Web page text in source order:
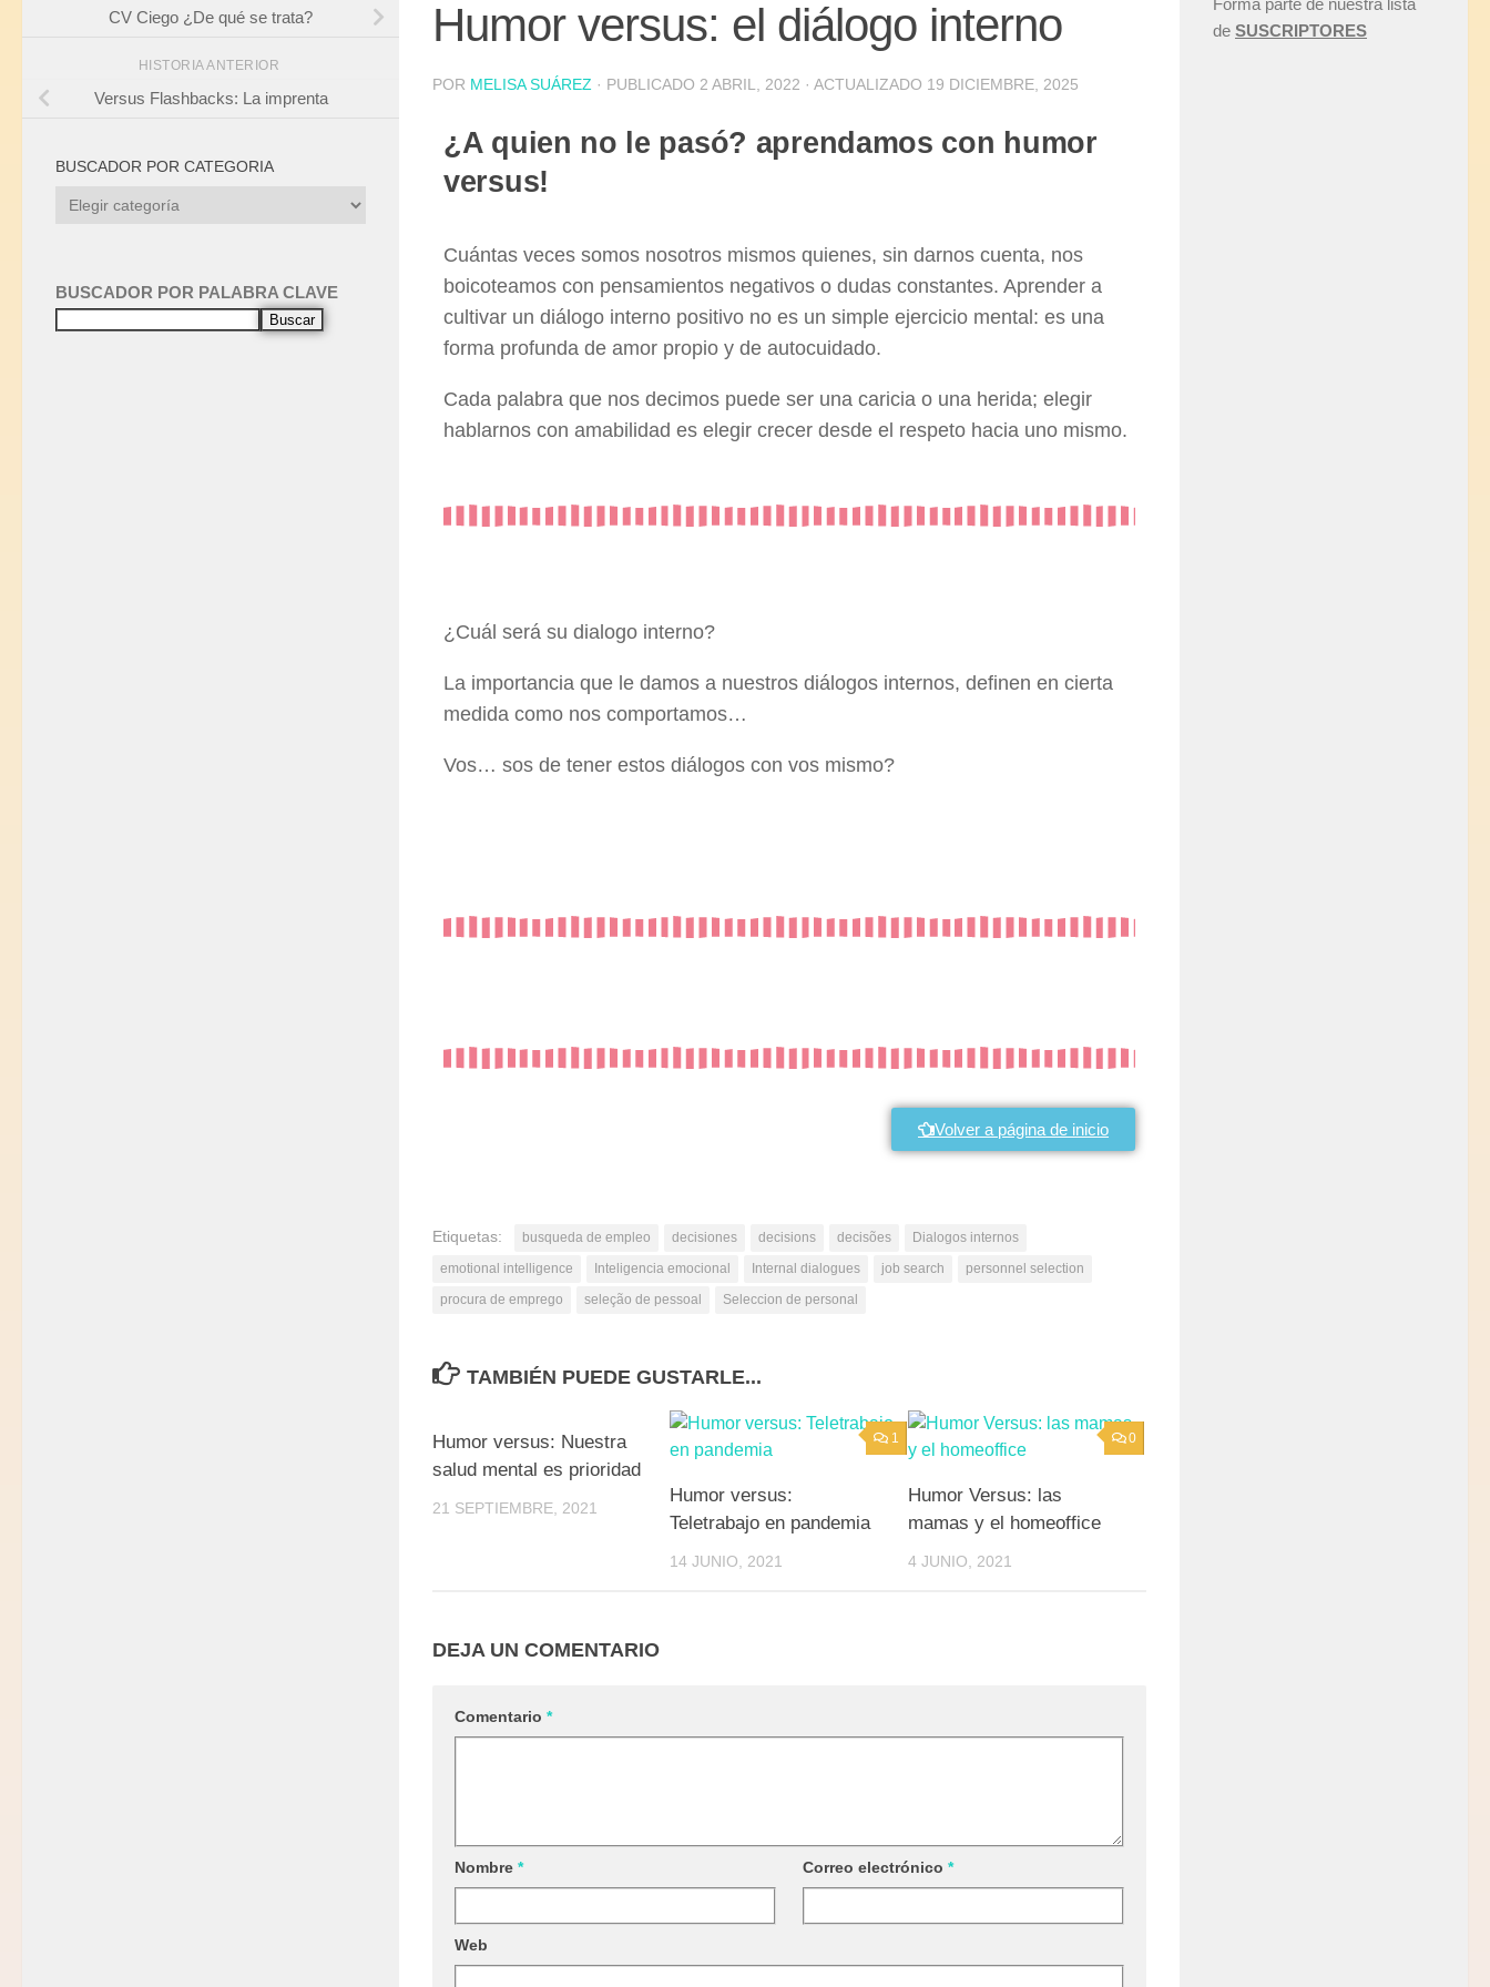
Humor versus: el diálogo interno
POR MELISA SUÁREZ · PUBLICADO 2 ABRIL, 2022 · ACTUALIZADO 19 DICIEMBRE, 2025
¿A quien no le pasó? aprendamos con humor
versus!
Cuántas veces somos nosotros mismos quienes, sin darnos cuenta, nos
boicoteamos con pensamientos negativos o dudas constantes. Aprender a
cultivar un diálogo interno positivo no es un simple ejercicio mental: es una
forma profunda de amor propio y de autocuidado.
Cada palabra que nos decimos puede ser una caricia o una herida; elegir
hablarnos con amabilidad es elegir crecer desde el respeto hacia uno mismo.
¿Cuál será su dialogo interno?
La importancia que le damos a nuestros diálogos internos, definen en cierta
medida como nos comportamos…
Vos… sos de tener estos diálogos con vos mismo?
Volver a página de inicio
Etiquetas: busqueda de empleo decisiones decisions decisões
Dialogos internos
emotional intelligence
Inteligencia emocional Internal dialogues job search
personnel selection
procura de emprego
seleção de pessoal Seleccion de personal
TAMBIÉN PUEDE GUSTARLE...
Humor versus: Nuestra
salud mental es prioridad
21 SEPTIEMBRE, 2021
1
Humor versus:
Teletrabajo en pandemia
14 JUNIO, 2021
0
Humor Versus: las
mamas y el homeoffice
4 JUNIO, 2021
DEJA UN COMENTARIO
Comentario *
Nombre * Correo electrónico*
Web
CV Ciego ¿De qué se trata?
HISTORIA ANTERIOR
Versus Flashbacks: La imprenta
BUSCADOR POR CATEGORIA
BUSCADOR POR PALABRA CLAVE
Buscar
Forma parte de nuestra lista
de SUSCRIPTORES